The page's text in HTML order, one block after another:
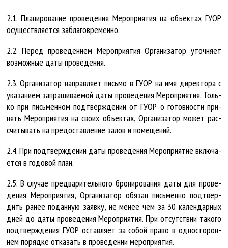
2.1. Пла­ни­ро­ва­ние про­ве­де­ния Ме­роп­ри­я­тия на объ­ек­тах ГУ­ОР
осу­щест­вля­ет­ся за­бла­гов­ре­мен­но.
2.2. Пе­ред про­ве­де­ни­ем Ме­роп­ри­я­тия Ор­га­ни­за­тор уточ­ня­ет
воз­мож­ные да­ты про­ве­де­ния.
2.3. Ор­га­ни­за­тор на­прав­ля­ет пись­мо в ГУ­ОР на имя ди­рек­то­ра с
ука­за­ни­ем за­пра­ши­ва­е­мой да­ты про­ве­де­ния Ме­роп­ри­я­тия. Толь­
ко при пись­мен­ном под­тверж­де­нии от ГУ­ОР о го­тов­нос­ти при­
нять Ме­роп­ри­я­тия на сво­их объ­ек­тах, Ор­га­ни­за­тор мо­жет рас­
счи­ты­вать на предо­став­ле­ние за­лов и по­ме­ще­ний.
2.4. При под­тверж­де­нии да­ты про­ве­де­ния Ме­роп­ри­я­тие вклю­ча­
ет­ся в го­до­вой план.
2.5. В слу­чае пред­ва­ри­тель­но­го бро­ни­ро­ва­ния да­ты для про­ве­
де­ния Ме­роп­ри­я­тия, Ор­га­ни­за­тор обя­зан пись­мен­но под­твер­
дить ра­нее по­дан­ную за­яв­ку, не ме­нее чем за 30 ка­лен­дар­ных
дней до да­ты про­ве­де­ния Ме­роп­ри­я­тия. При от­сут­ст­вии та­ко­го
под­тверж­де­ния ГУ­ОР остав­ля­ет за со­бой пра­во в од­нос­то­рон­
нем по­ряд­ке от­ка­зать в про­ве­де­нии ме­роп­ри­я­тия.